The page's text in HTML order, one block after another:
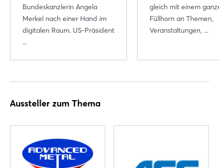
Bundeskanzlerin Angela
Merkel nach einer Hand im
digitalen Raum. US-Präsident
...
gleich mit einem
Füllhorn an Themen,
Veranstaltungen, ...
Aussteller zum Thema
Login